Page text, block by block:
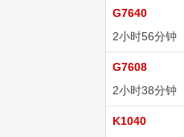
G7640
2小时56分钟
G7608
2小时38分钟
K1040